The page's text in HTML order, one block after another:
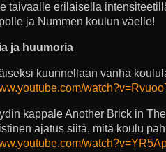
taivaalle erilaisella
ja Nummen koulun väelle!
ja huumoria
kuunnellaan vanha
kappale Another Brick in
ajatus siitä, mitä koulu